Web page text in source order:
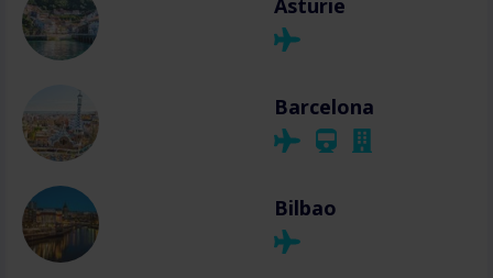
Asturie
Barcelona
Bilbao